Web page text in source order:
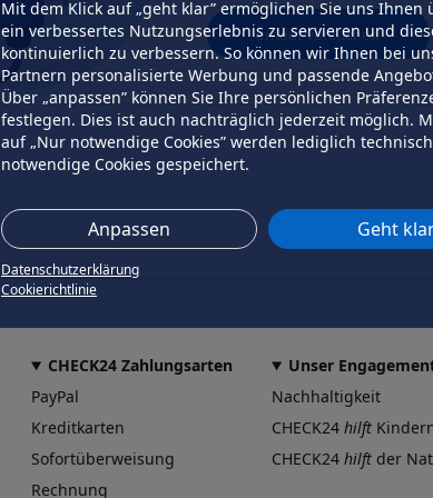
Mit dem Klick auf „geht klar” ermöglichen Sie uns Ihnen
ein verbessertes Nutzungserlebnis zu servieren und
kontinuierlich zu verbessern. So können wir Ihnen bei
Partnern personalisierte Werbung und passende
Über „anpassen” können Sie Ihre persönlichen
festlegen. Dies ist auch nachträglich jederzeit möglich.
auf „Nur notwendige Cookies” werden lediglich technisch
notwendige Cookies gespeichert.
Anpassen Geht
Datenschutzerklärung
Cookierichtlinie
erneut versuchen
CHECK24 Zahlungsarten
PayPal
Kreditkarten
Sofortüberweisung
Rechnung
Unser
Nachhaltigkeit
CHECK24 hilft
CHECK24 hilft der